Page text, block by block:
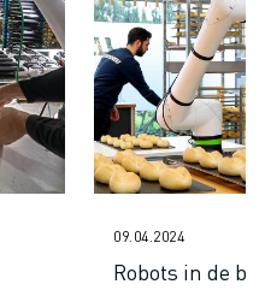
09.04.2024
Robots in de